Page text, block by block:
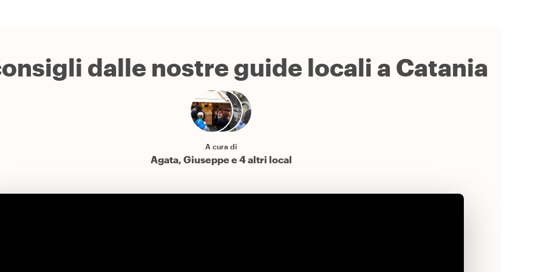
dalle nostre guide locali a Catania
A cura di
Agata, Giuseppe e 4 altri local